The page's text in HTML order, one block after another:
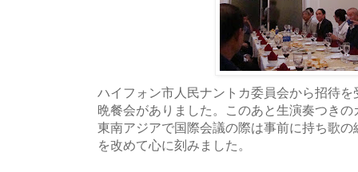
ハイフォン市人民ナントカ委員会から招待
晩餐会がありました。このあと生演奏つき
東南アジアで国際会議の際は事前に持ち歌
を改めて心に刻みました。